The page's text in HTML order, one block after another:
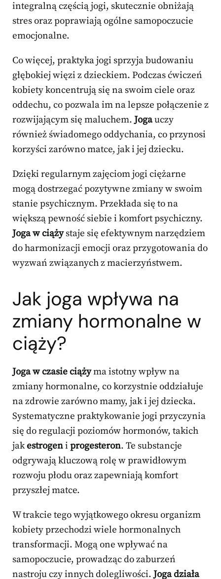
integralną częścią jogi, skutecznie obniżają
stres oraz poprawiają ogólne samopoczucie
emocjonalne.
Co więcej, praktyka jogi sprzyja budowaniu
głębokiej więzi z dzieckiem. Podczas ćwiczeń
kobiety koncentrują się na swoim ciele oraz
oddechu, co pozwala im na lepsze połączenie z
rozwijającym się maluchem.Jogauczy
również świadomego oddychania, co przynosi
korzyści zarówno matce, jak i jej dziecku.
Dzięki regularnym zajęciom jogi ciężarne
mogą dostrzegać pozytywne zmiany w swoim
stanie psychicznym. Przekłada się to na
większą pewność siebie i komfort psychiczny.
Joga w ciążystaje się efektywnym narzędziem
do harmonizacji emocji oraz przygotowania do
wyzwań związanych z macierzyństwem.
Jak joga wpływa na
zmiany hormonalne w
ciąży?
Joga w czasie ciążyma istotny wpływ na
zmiany hormonalne, co korzystnie oddziałuje
na zdrowie zarówno mamy, jak i jej dziecka.
Systematyczne praktykowanie jogi przyczynia
się do regulacji poziomów hormonów, takich
jakestrogeni progesteron. Te substancje
odgrywają kluczową rolę w prawidłowym
rozwoju płodu oraz zapewniają komfort
przyszłej matce.
W trakcie tego wyjątkowego okresu organizm
kobiety przechodzi wiele hormonalnych
transformacji. Mogą one wpływać na
samopoczucie, prowadząc do zaburzeń
nastroju czy innych dolegliwości.Joga działa